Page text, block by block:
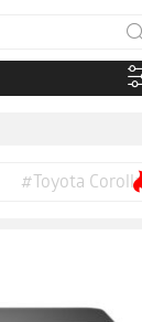
#Toyota Corolla